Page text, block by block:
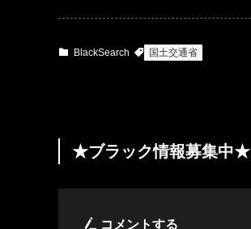
BlackSearch 国土交通省
★ブラック情報募集中★
コメントする